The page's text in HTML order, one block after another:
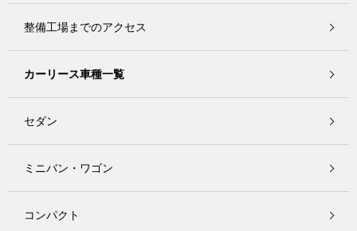
整備工場までのアクセス
カーリース車種一覧
セダン
ミニバン・ワゴン
コンパクト